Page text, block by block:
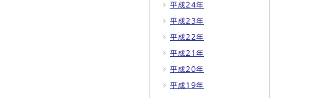
平成24年
平成23年
平成22年
平成21年
平成20年
平成19年